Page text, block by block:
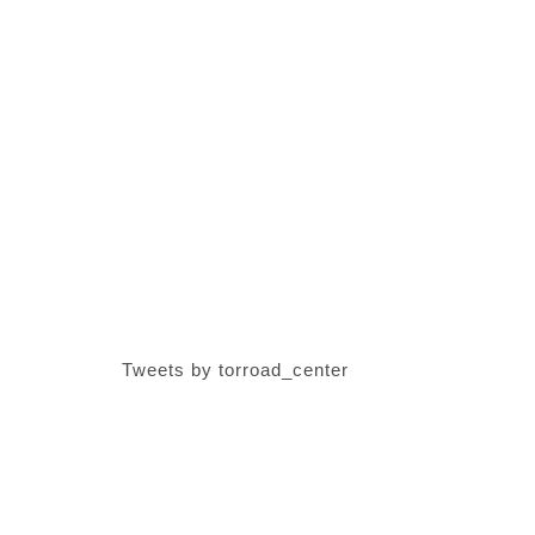
Tweets by torroad_center